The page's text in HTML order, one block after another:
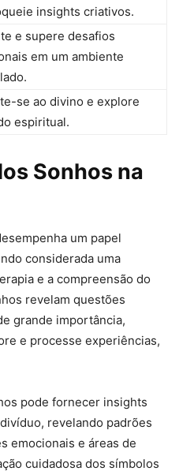
insights criativos.
e supere desafios
em um ambiente
se ao divino e explore
espiritual.
Sonhos na
um papel
considerada uma
e a compreensão do
revelam questões
grande importância,
e processe experiências,
pode fornecer insights
revelando padrões
emocionais e áreas de
cuidadosa dos símbolos